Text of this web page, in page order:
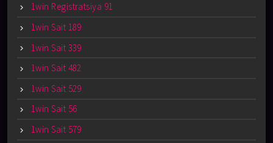
1win Registratsiya 91
1win Sait 189
1win Sait 339
1win Sait 482
1win Sait 529
1win Sait 56
1win Sait 579